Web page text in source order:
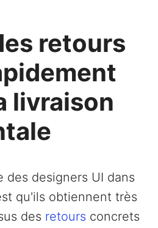
retours
livraison
des designers UI dans
qu'ils obtiennent très
des retours concrets